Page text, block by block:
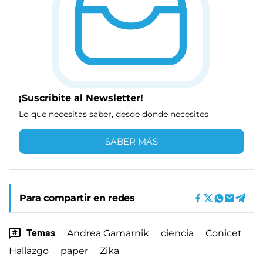
¡Suscribite al Newsletter!
Lo que necesitas saber, desde donde necesites
SABER MÁS
Para compartir en redes
Temas Andrea Gamarnik ciencia
Conicet
Hallazgo
paper Zika